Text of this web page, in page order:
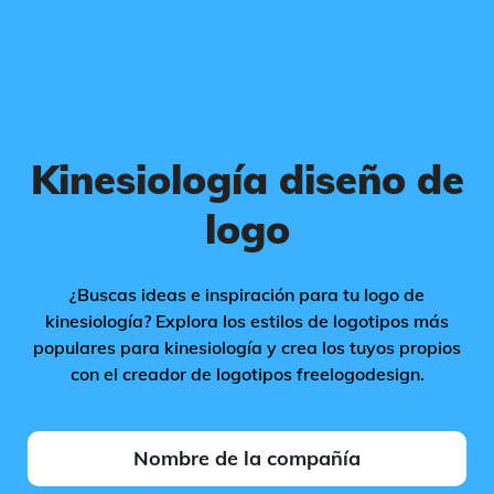
Kinesiología diseño de
logo
¿Buscas ideas e inspiración para tu logo de
kinesiología? Explora los estilos de logotipos más
populares para kinesiología y crea los tuyos propios
con el creador de logotipos freelogodesign.